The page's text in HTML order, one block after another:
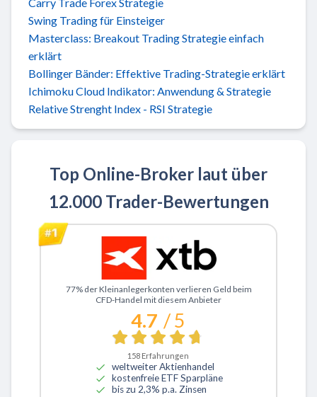
Swing Trading für Einsteiger
Masterclass: Breakout Trading Strategie einfach
erklärt
Bollinger Bänder: Effektive Trading-Strategie erklärt
Ichimoku Cloud Indikator: Anwendung & Strategie
Relative Strenght Index - RSI Strategie
Top Online-Broker laut über
12.000 Trader-Bewertungen
Zu XTB
77% der Kleinanlegerkonten verlieren Geld beim
CFD-Handel mit diesem Anbieter
4.7 / 5
158 Erfahrungen
weltweiter Aktienhandel
kostenfreie ETF Sparpläne
bis zu 2,3% p.a. Zinsen